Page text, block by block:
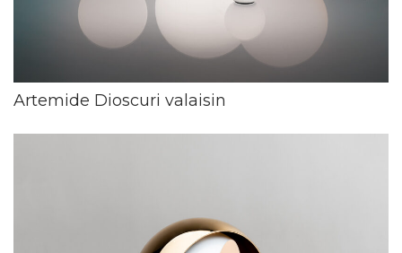
Artemide Dioscuri valaisin